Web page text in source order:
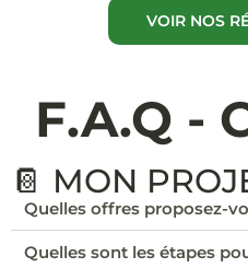
VOIR NOS
F.A.Q -
📔 MON
Quelles offres proposez-
Quelles sont les étapes